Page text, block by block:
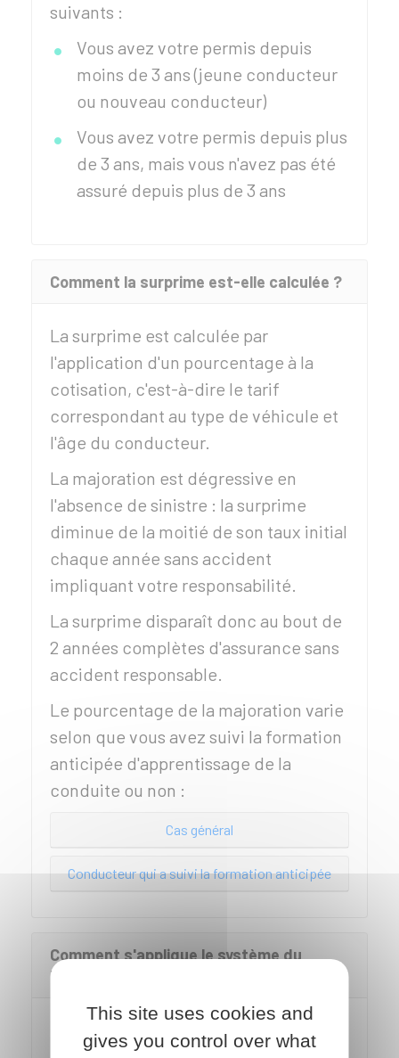
suivants :
Vous avez votre permis depuis
moins de 3 ans (jeune conducteur
ou nouveau conducteur)
Vous avez votre permis depuis plus
de 3 ans, mais vous n'avez pas été
assuré depuis plus de 3 ans
Comment la surprime est-elle calculée ?
La surprime est calculée par
l'application d'un pourcentage à la
cotisation, c'est-à-dire le tarif
correspondant au type de véhicule et
l'âge du conducteur.
La majoration est dégressive en
l'absence de sinistre : la surprime
diminue de la moitié de son taux initial
chaque année sans accident
impliquant votre responsabilité.
La surprime disparaît donc au bout de
2 années complètes d'assurance sans
accident responsable.
Le pourcentage de la majoration varie
selon que vous avez suivi la formation
anticipée d'apprentissage de la
conduite ou non :
Cas général
Conducteur qui a suivi la formation anticipée
Comment s'applique le système du
bonus/malus pour le jeune conducteur ?
Les majorations de tarif liées à la
This site uses cookies and
gives you control over what